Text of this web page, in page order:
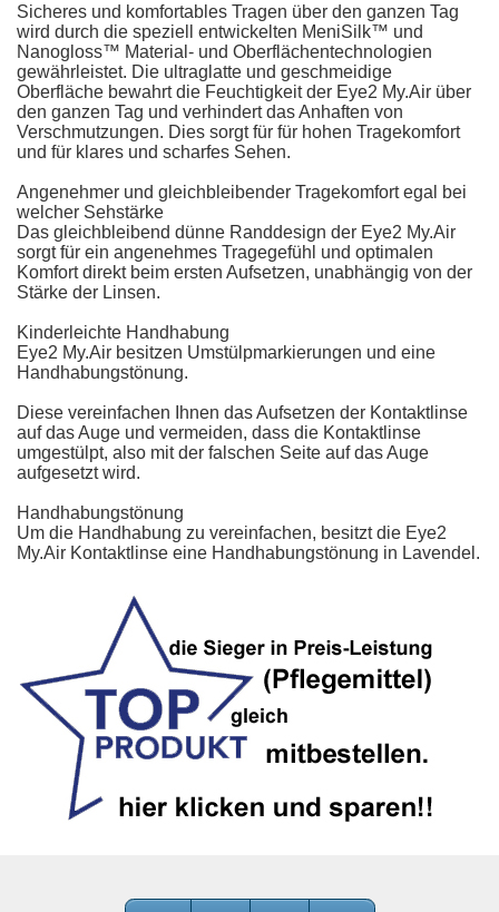
Sicheres und komfortables Tragen über den ganzen Tag
wird durch die speziell entwickelten MeniSilk™ und
Nanogloss™ Material- und Oberflächentechnologien
gewährleistet. Die ultraglatte und geschmeidige
Oberfläche bewahrt die Feuchtigkeit der Eye2 My.Air über
den ganzen Tag und verhindert das Anhaften von
Verschmutzungen. Dies sorgt für für hohen Tragekomfort
und für klares und scharfes Sehen.
Angenehmer und gleichbleibender Tragekomfort egal bei
welcher Sehstärke
Das gleichbleibend dünne Randdesign der Eye2 My.Air
sorgt für ein angenehmes Tragegefühl und optimalen
Komfort direkt beim ersten Aufsetzen, unabhängig von der
Stärke der Linsen.
Kinderleichte Handhabung
Eye2 My.Air besitzen Umstülpmarkierungen und eine
Handhabungstönung.
Diese vereinfachen Ihnen das Aufsetzen der Kontaktlinse
auf das Auge und vermeiden, dass die Kontaktlinse
umgestülpt, also mit der falschen Seite auf das Auge
aufgesetzt wird.
Handhabungstönung
Um die Handhabung zu vereinfachen, besitzt die Eye2
My.Air Kontaktlinse eine Handhabungstönung in Lavendel.